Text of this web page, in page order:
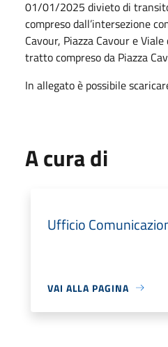
01/01/2025 divieto di
compreso dall’intersezione
Cavour, Piazza Cavour e
tratto compreso da Piazza
In allegato è possibile
A cura di
Ufficio
VAI ALLA PAGINA